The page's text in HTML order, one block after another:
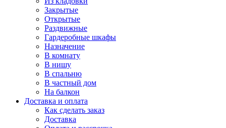
Закрытые
Открытые
Раздвижные
Гардеробные шкафы
Назначение
В комнату
В нишу
В спальню
В частный дом
На балкон
Доставка и оплата
Как сделать заказ
Доставка